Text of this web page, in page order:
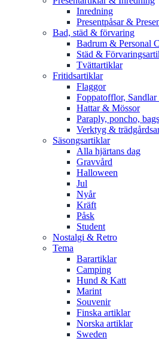
Inredning
Presentpåsar &
Bad, städ & förvaring
Badrum & Personal
Städ &
Tvättartiklar
Fritidsartiklar
Flaggor
Foppatofflor, Sandlar
Hattar & Mössor
Paraply, poncho,
Verktyg &
Säsongsartiklar
Alla hjärtans dag
Gravvård
Halloween
Jul
Nyår
Kräft
Påsk
Student
Nostalgi & Retro
Tema
Barartiklar
Camping
Hund & Katt
Marint
Souvenir
Finska artiklar
Norska artiklar
Sweden